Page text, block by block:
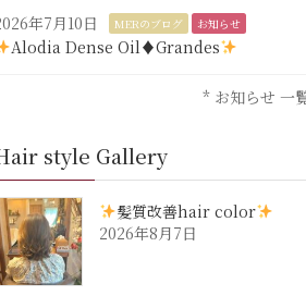
年7月10日 MERのブログ お知らせ
Alodia Dense Oil♦︎Grandes
* お知らせ 一
style Gallery
髪質改善hair color
2026年8月7日